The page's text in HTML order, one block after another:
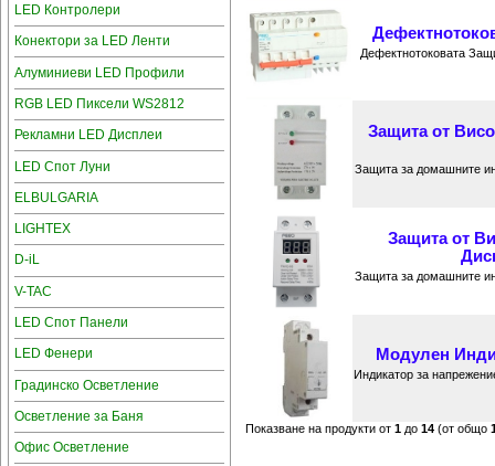
LED Контролери
Конектори за LED Ленти
Алуминиеви LED Профили
RGB LED Пиксели WS2812
Рекламни LED Дисплеи
LED Спот Луни
ELBULGARIA
LIGHTEX
D-iL
V-TAC
LED Спот Панели
LED Фенери
Градинско Осветление
Осветление за Баня
Офис Осветление
Дефектнотоковата
Защита от
Защита за домашните
Защита от
Защита за домашните
Модулен
Индикатор за
Показване на продукти от 1до 14(от общо